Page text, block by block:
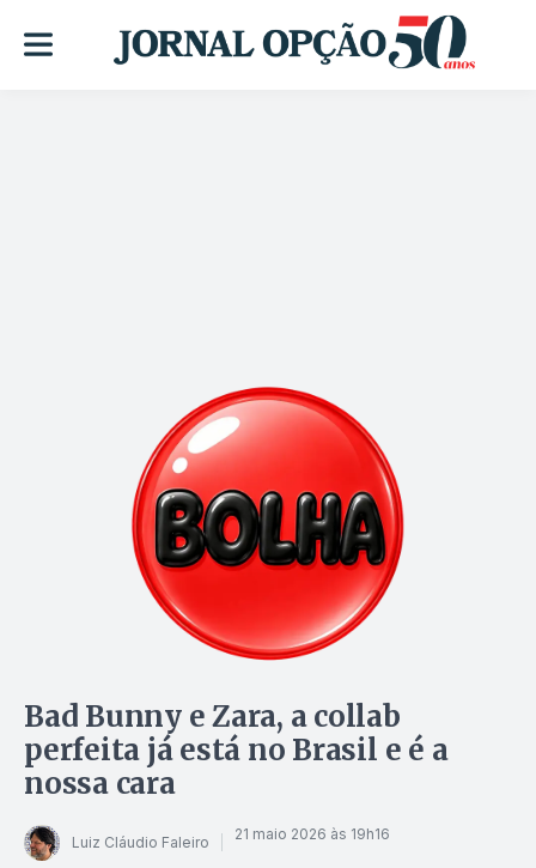
Bad Bunny e Zara, a collab
perfeita já está no Brasil e é a
nossa cara
Luiz Cláudio Faleiro 21 maio 2026 às 19h16